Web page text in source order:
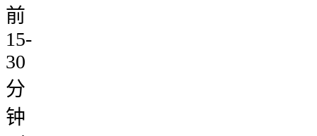
前
15-
30
分
钟